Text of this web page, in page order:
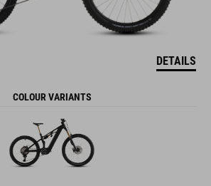
DETAILS
COLOUR VARIANTS